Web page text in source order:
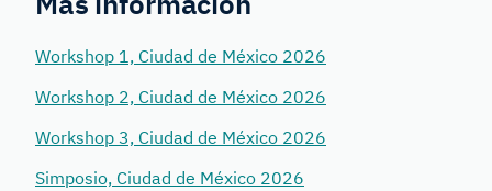
Workshop 1, Ciudad de México 2026
Workshop 2, Ciudad de México 2026
Workshop 3, Ciudad de México 2026
Simposio, Ciudad de México 2026